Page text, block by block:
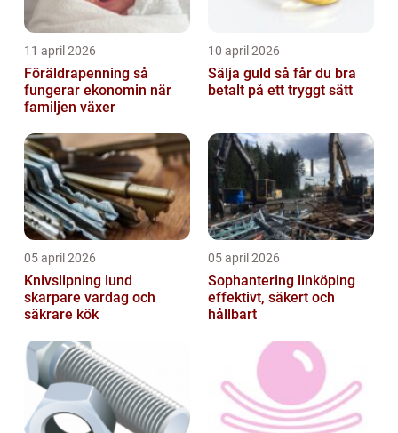
11 april 2026
Föräldrapenning så
fungerar ekonomin när
familjen växer
10 april 2026
Sälja guld så får du bra
betalt på ett tryggt sätt
05 april 2026
Knivslipning lund
skarpare vardag och
säkrare kök
05 april 2026
Sophantering linköping
effektivt, säkert och
hållbart